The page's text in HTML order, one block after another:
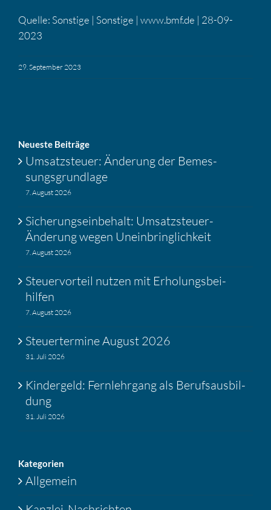
Quelle: Sonstige | Sonstige | www​.bmf​.de | 28-09-
2023
29. September 2023
Neueste Beiträge
Umsatz­steuer: Änderung der Bemes­
sungs­grund­lage
7. August 2026
Siche­rungs­ein­be­halt: Umsatz­steuer-
Änderung wegen Unein­bring­lich­keit
7. August 2026
Steuer­vor­teil nutzen mit Erholungs­bei­
hilfen
7. August 2026
Steuer­ter­mine August 2026
31. Juli 2026
Kinder­geld: Fernlehr­gang als Berufs­aus­bil­
dung
31. Juli 2026
Katego­rien
Allgemein